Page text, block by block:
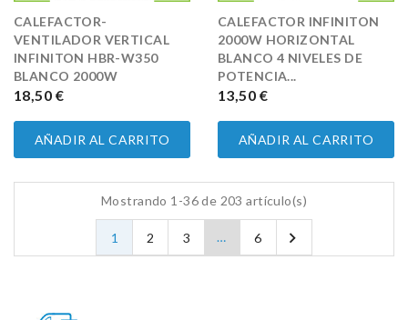
CALEFACTOR-
VENTILADOR VERTICAL
INFINITON HBR-W350
BLANCO 2000W
PRECIO
18,50 €
AÑADIR AL CARRITO
CALEFACTOR INFINITON
2000W HORIZONTAL
BLANCO 4 NIVELES DE
POTENCIA...
PRECIO
13,50 €
AÑADIR AL CARRITO
Mostrando 1-36 de 203 artículo(s)
1 2 3 … 6 